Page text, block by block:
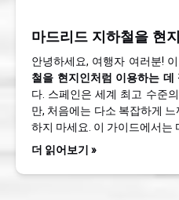
마드리드 지하철을 현
안녕하세요, 여행자 여러분!
철을 현지인처럼 이용하는 데
다. 스페인은 세계 최고 수준
만, 처음에는 다소 복잡하게
하지 마세요. 이 가이드에서는
더 읽어보기 »